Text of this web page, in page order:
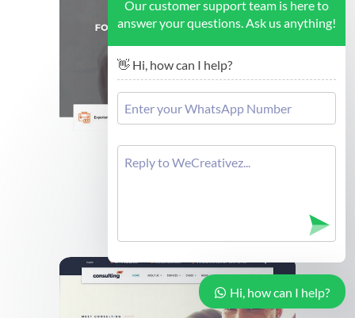
Brussels - Forex Consulting
Cek Demo
Our customer support team is here to
answer your questions. Ask us anything!
👋 Hi, how can I help?
Hi, how can I help?